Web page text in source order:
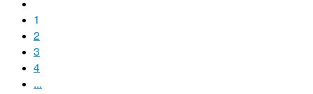
1
2
3
4
...